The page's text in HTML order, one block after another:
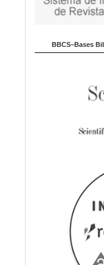
BBCS–Bases